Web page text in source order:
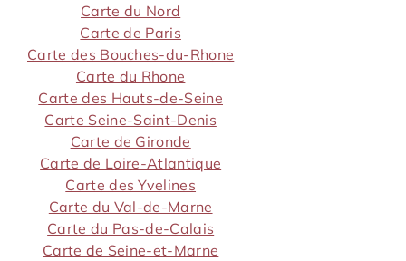
Carte du Nord
Carte de Paris
Carte des Bouches-du-Rhone
Carte du Rhone
Carte des Hauts-de-Seine
Carte Seine-Saint-Denis
Carte de Gironde
Carte de Loire-Atlantique
Carte des Yvelines
Carte du Val-de-Marne
Carte du Pas-de-Calais
Carte de Seine-et-Marne